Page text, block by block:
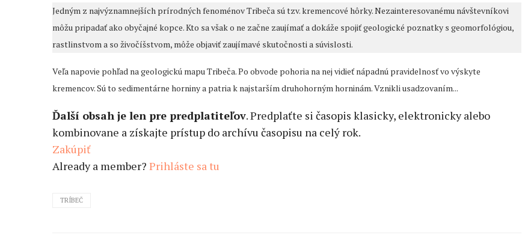
Jedným z najvýznamnejších prírodných fenoménov Tribeča sú tzv. kremencové hôrky. Nezainteresovanému návštevníkovi
môžu pripadať ako obyčajné kopce. Kto sa však o ne začne zaujímať a dokáže spojiť geologické poznatky s geomorfológiou,
rastlinstvom a so živočíšstvom, môže objaviť zaujímavé skutočnosti a súvislosti.
Veľa napovie pohľad na geologickú mapu Tribeča. Po obvode pohoria na nej vidieť nápadnú pravidelnosť vo výskyte
kremencov. Sú to sedimentárne horniny a patria k najstarším druhohorným horninám. Vznikli usadzovaním...
Ďalší obsah je len pre predplatiteľov. Predplaťte si časopis klasicky, elektronicky alebo
kombinovane a získajte prístup do archívu časopisu na celý rok.
Zakúpiť
Already a member? Prihláste sa tu
TRÍBEČ